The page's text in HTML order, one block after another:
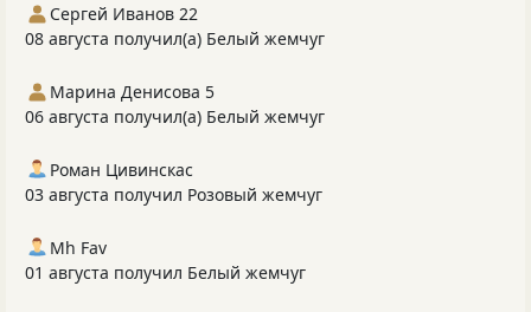
Сергей Иванов 22
08 августа получил(а) Белый жемчуг
Марина Денисова 5
06 августа получил(а) Белый жемчуг
Роман Цивинскас
03 августа получил Розовый жемчуг
Mh Fav
01 августа получил Белый жемчуг